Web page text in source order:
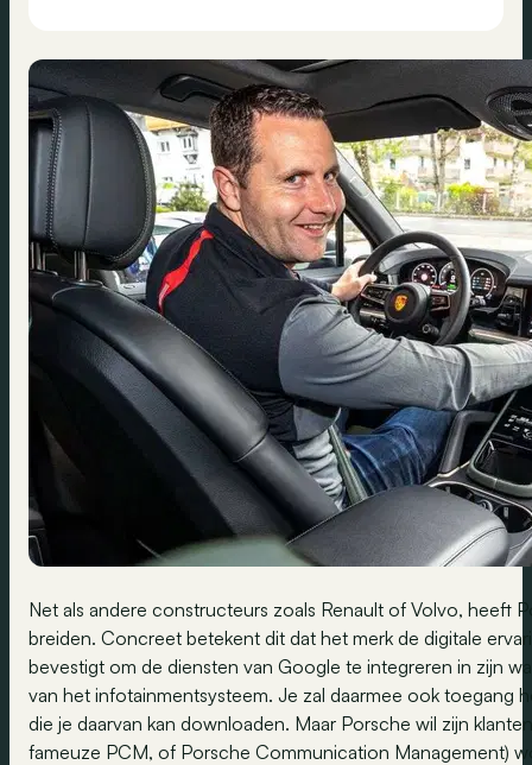
Net als andere constructeurs zoals Renault of Volvo, heeft
breiden. Concreet betekent dit dat het merk de digitale
bevestigt om de diensten van Google te integreren in zijn
van het infotainmentsysteem. Je zal daarmee ook toegang
die je daarvan kan downloaden. Maar Porsche wil zijn
fameuze PCM, of Porsche Communication Management)